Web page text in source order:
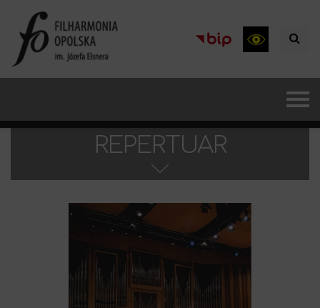
REPERTUAR